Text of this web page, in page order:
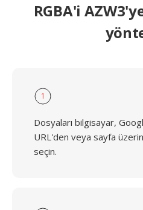
RGBA'i
1
Dosyaları bilgisayar,
URL'den veya sayfa
seçin.